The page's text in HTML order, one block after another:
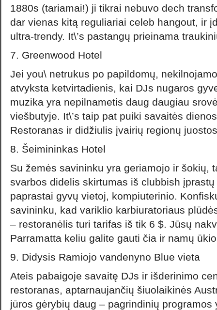
1880s (tariamai!) ji tikrai nebuvo dech
dar vienas kitą reguliariai celeb hangout, ir
ultra-trendy. It\’s pastangų prieinama
7. Greenwood Hotel
Jei you\ netrukus po papildomų,
atvyksta ketvirtadienis, kai DJs nugaros
muzika yra nepilnametis daug daugiau
viešbutyje. It\’s taip pat puiki savaitės
Restoranas ir didžiulis įvairių regionų
8. Šeimininkas Hotel
Su žemės savininku yra geriamojo ir šokių,
svarbos didelis skirtumas iš clubbish
paprastai gyvų vietoj, kompiuterinio.
savininku, kad variklio karbiuratoriaus
– restoranėlis turi tarifas iš tik 6 $. Jūsų
Parramatta keliu galite gauti čia ir namų
9. Didysis Ramiojo vandenyno Blue vieta
Ateis pabaigoje savaitę DJs ir išderinimo
restoranas, aptarnaujančių šiuolaikinės
jūros gėrybių daug – pagrindinių programos